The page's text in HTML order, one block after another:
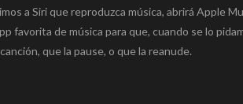
a Siri que reproduzca música, abrirá Apple
de música para que, cuando se lo
que la pause, o que la reanude.